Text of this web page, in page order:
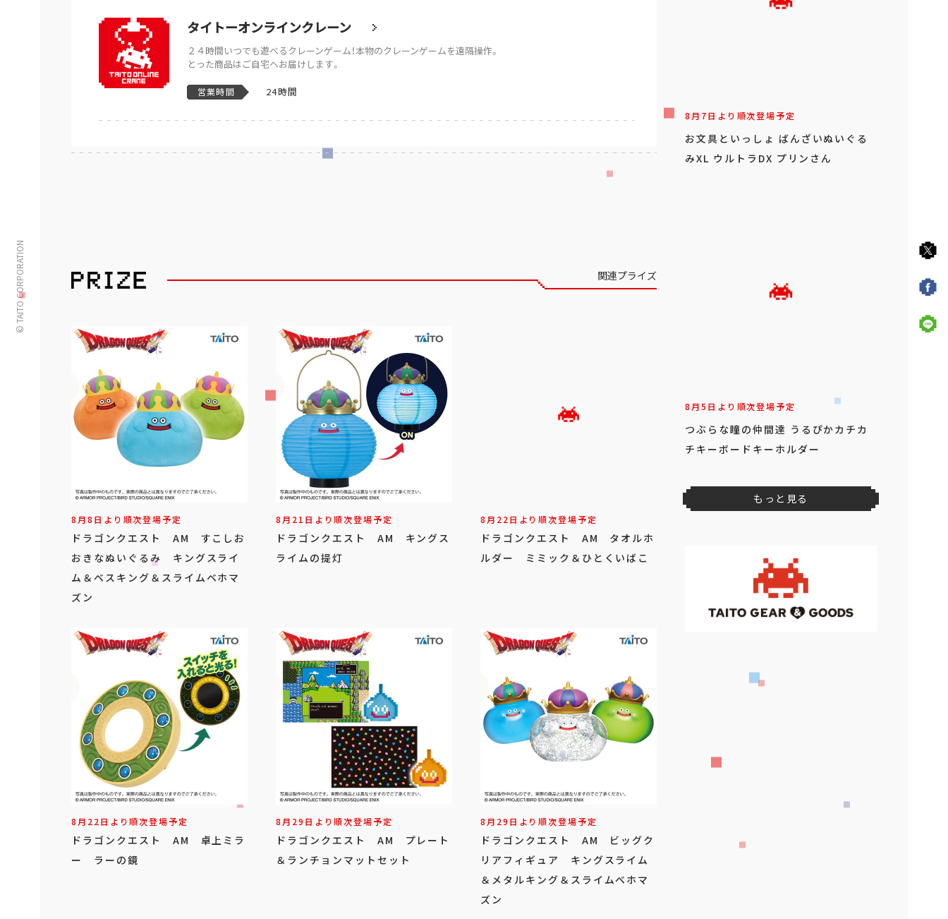
© TAITO CORPORATION
タイトーオンラインクレーン
２４時間いつでも遊べるクレーンゲーム！本物のクレーンゲームを遠隔操作。
とった商品はご自宅へお届けします。
営業時間 24時間
関連プライズ
8月8日より順次登場予定
ドラゴンクエスト AM すこしお
おきなぬいぐるみ キングスライ
ム＆ベスキング＆スライムベホマ
ズン
8月21日より順次登場予定
ドラゴンクエスト AM キングス
ライムの提灯
8月22日より順次登場予定
ドラゴンクエスト AM タオルホ
ルダー ミミック＆ひとくいばこ
8月22日より順次登場予定
ドラゴンクエスト AM 卓上ミラ
ー ラーの鏡
8月29日より順次登場予定
ドラゴンクエスト AM プレート
＆ランチョンマットセット
8月29日より順次登場予定
ドラゴンクエスト AM ビッグク
リアフィギュア キングスライム
＆メタルキング＆スライムベホマ
ズン
8月7日より順次登場予定
お文具といっしょ ばんざいぬいぐる
みXL ウルトラDX プリンさん
8月5日より順次登場予定
つぶらな瞳の仲間達 うるぴかカチカ
チキーボードキーホルダー
もっと見る